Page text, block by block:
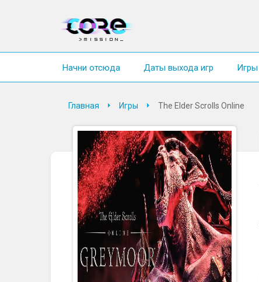
Начни отсюда Даты выхода игр Игры
Главная Игры The Elder Scrolls Online